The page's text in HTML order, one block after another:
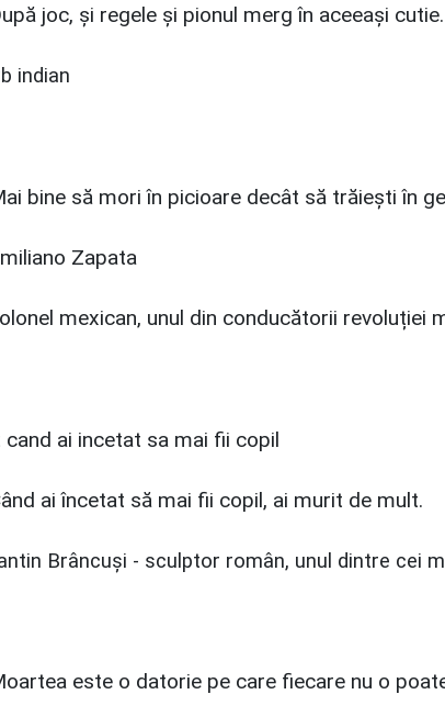
joc, şi regele şi pionul merg în aceeaşi cutie.
indian
bine să mori în picioare decât să trăieşti în
Zapata
mexican, unul din conducătorii revoluției
ai încetat să mai fii copil, ai murit de mult.
Brâncuși - sculptor român, unul dintre cei
este o datorie pe care fiecare nu o